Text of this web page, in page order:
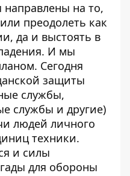
на то,
преодолеть как
да и выстоять в
И мы
Сегодня
защиты
службы,
службы и другие)
людей личного
техники.
и силы
для обороны